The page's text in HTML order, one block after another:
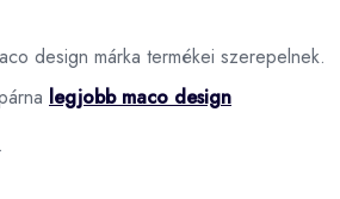
design márka termékei szerepelnek.
legjobb maco design